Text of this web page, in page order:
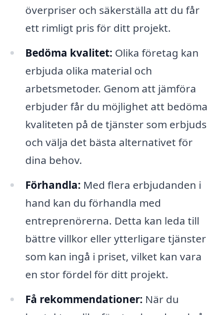
överpriser och säkerställa att du får
ett rimligt pris för ditt projekt.
Bedöma kvalitet: Olika företag kan
erbjuda olika material och
arbetsmetoder. Genom att jämföra
erbjuder får du möjlighet att bedöma
kvaliteten på de tjänster som erbjuds
och välja det bästa alternativet för
dina behov.
Förhandla: Med flera erbjudanden i
hand kan du förhandla med
entreprenörerna. Detta kan leda till
bättre villkor eller ytterligare tjänster
som kan ingå i priset, vilket kan vara
en stor fördel för ditt projekt.
Få rekommendationer: När du